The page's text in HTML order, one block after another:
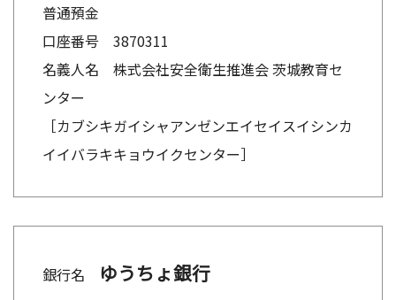
普通預金
口座番号 3870311
名義人名 株式会社安全衛生推進会 茨城教育セ
ンター
［カブシキガイシャアンゼンエイセイスイシンカ
イイバラキキョウイクセンター］
銀行名 ゆうちょ銀行